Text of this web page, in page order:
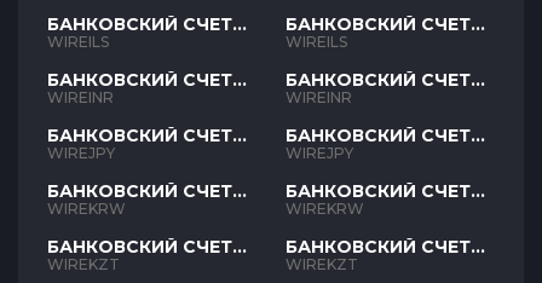
БАНКОВСКИЙ СЧЕТ
ILS
WIREILS
БАНКОВСКИЙ СЧЕТ
INR
WIREINR
БАНКОВСКИЙ СЧЕТ
JPY
WIREJPY
БАНКОВСКИЙ СЧЕТ
KRW
WIREKRW
БАНКОВСКИЙ СЧЕТ
KZT
WIREKZT
БАНКОВСКИЙ СЧЕТ
ILS
WIREILS
БАНКОВСКИЙ СЧЕТ
INR
WIREINR
БАНКОВСКИЙ СЧЕТ
JPY
WIREJPY
БАНКОВСКИЙ СЧЕТ
KRW
WIREKRW
БАНКОВСКИЙ СЧЕТ
KZT
WIREKZT